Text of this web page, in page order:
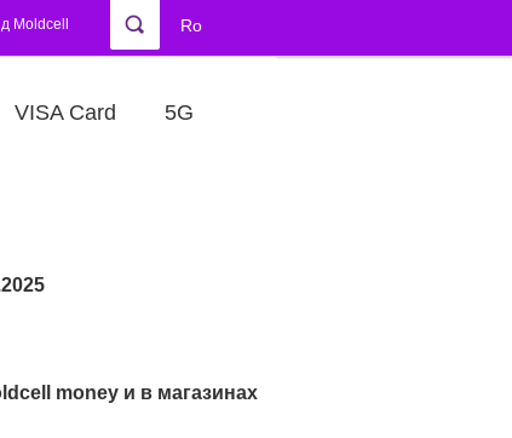
Moldcell Ro
VISA Card 5G
money и в магазинах